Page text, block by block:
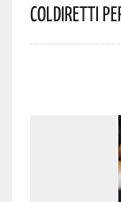
Coldiretti